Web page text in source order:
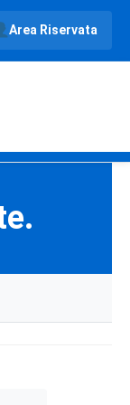
Area Riservata